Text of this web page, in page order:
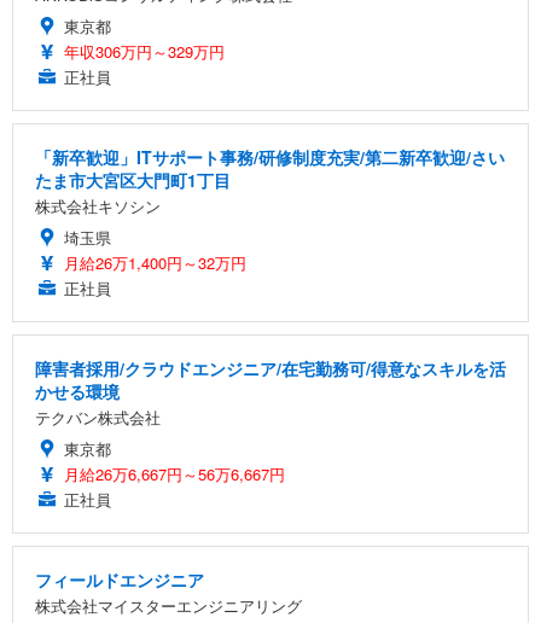
東京都
年収306万円～329万円
正社員
「新卒歓迎」ITサポート事務/研修制度充実/第二新卒歓迎/さい
たま市大宮区大門町1丁目
株式会社キソシン
埼玉県
月給26万1,400円～32万円
正社員
障害者採用/クラウドエンジニア/在宅勤務可/得意なスキルを活
かせる環境
テクバン株式会社
東京都
月給26万6,667円～56万6,667円
正社員
フィールドエンジニア
株式会社マイスターエンジニアリング